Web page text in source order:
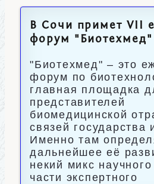
В Сочи примет VII
форум "Биотехмед"
"Биотехмед" – это
форум по
главная площадка
представителей
биомедицинской
связей государства
Именно там
дальнейшее её
некий микс
части экспертного